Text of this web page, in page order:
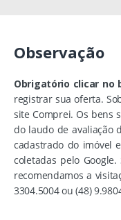
Observação
Obrigatório clicar no
registrar sua oferta.
site Comprei. Os bens
do laudo de avaliação
cadastrado do imóvel
coletadas pelo
recomendamos a
3304.5004 ou (48)